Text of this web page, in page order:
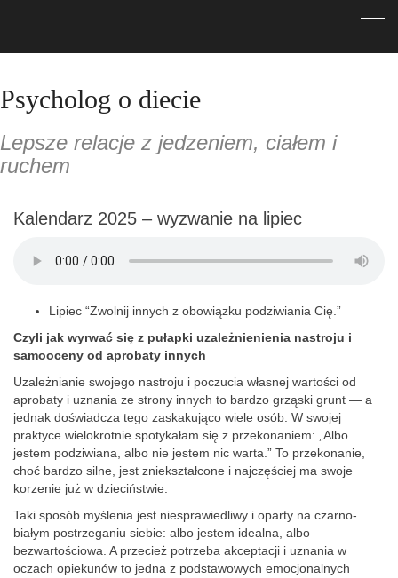
Psycholog o diecie
Lepsze relacje z jedzeniem, ciałem i
ruchem
Kalendarz 2025 – wyzwanie na lipiec
Lipiec “Zwolnij innych z obowiązku podziwiania Cię.”
Czyli jak wyrwać się z pułapki uzależnienienia nastroju i
samooceny od aprobaty innych
Uzależnianie swojego nastroju i poczucia własnej wartości od
aprobaty i uznania ze strony innych to bardzo grząski grunt — a
jednak doświadcza tego zaskakująco wiele osób. W swojej
praktyce wielokrotnie spotykałam się z przekonaniem: „Albo
jestem podziwiana, albo nie jestem nic warta.” To przekonanie,
choć bardzo silne, jest zniekształcone i najczęściej ma swoje
korzenie już w dzieciństwie.
Taki sposób myślenia jest niesprawiedliwy i oparty na czarno-
białym postrzeganiu siebie: albo jestem idealna, albo
bezwartościowa. A przecież potrzeba akceptacji i uznania w
oczach opiekunów to jedna z podstawowych emocjonalnych